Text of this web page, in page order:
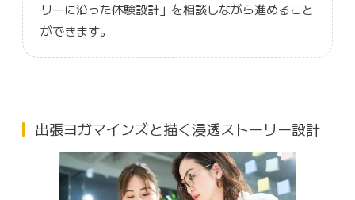
リーに沿った体験設計」を相談しながら進めること
ができます。
出張ヨガマインズと描く浸透ストーリー設計